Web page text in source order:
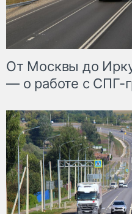
От Москвы до
— о работе с СПГ-